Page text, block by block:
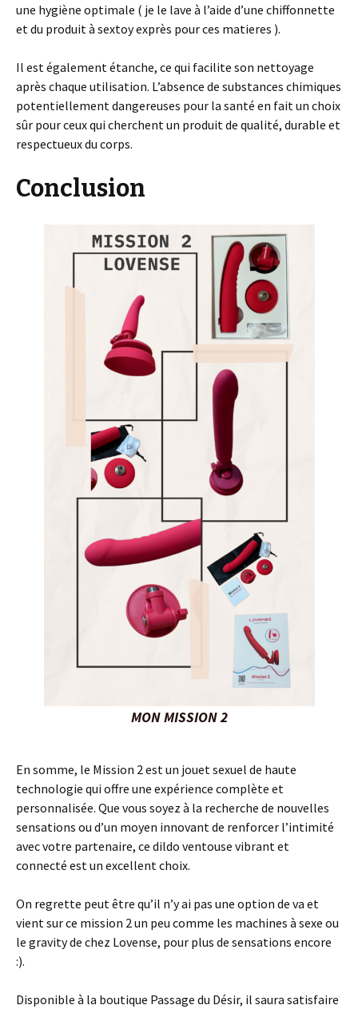
une hygiène optimale ( je le lave à l’aide d’une chiffonnette
et du produit à sextoy exprès pour ces matieres ).
Il est également étanche, ce qui facilite son nettoyage
après chaque utilisation. L’absence de substances chimiques
potentiellement dangereuses pour la santé en fait un choix
sûr pour ceux qui cherchent un produit de qualité, durable et
respectueux du corps.
Conclusion
MON MISSION 2
En somme, le Mission 2 est un jouet sexuel de haute
technologie qui offre une expérience complète et
personnalisée. Que vous soyez à la recherche de nouvelles
sensations ou d’un moyen innovant de renforcer l’intimité
avec votre partenaire, ce dildo ventouse vibrant et
connecté est un excellent choix.
On regrette peut être qu’il n’y ai pas une option de va et
vient sur ce mission 2 un peu comme les machines à sexe ou
le gravity de chez Lovense, pour plus de sensations encore
:).
Disponible à la boutique Passage du Désir, il saura satisfaire